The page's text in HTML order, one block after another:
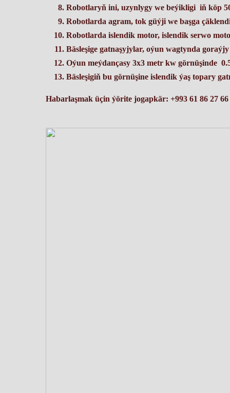
Robotlaryň ini, uzynlygy we beýikligi iň köp
Robotlarda agram, tok güýji we başga
Robotlarda islendik motor, islendik serwo
Bäsleşige gatnaşyjylar, oýun wagtynda
Oýun meýdançasy 3x3 metr kw görnüşinde
Bäsleşigiň bu görnüşine islendik ýaş topary
Habarlaşmak üçin ýörite jogapkär: +993 61 86 27 66